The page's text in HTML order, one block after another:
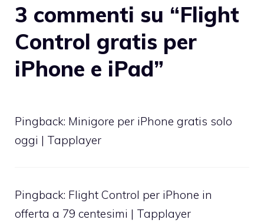
3 commenti su “Flight
Control gratis per
iPhone e iPad”
Pingback: Minigore per iPhone gratis solo
oggi | Tapplayer
Pingback: Flight Control per iPhone in
offerta a 79 centesimi | Tapplayer